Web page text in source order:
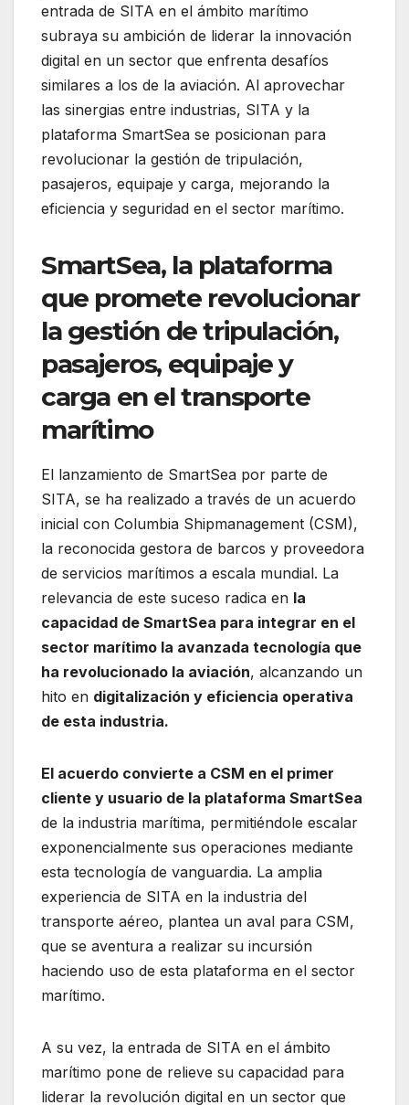
entrada de SITA en el ámbito marítimo
subraya su ambición de liderar la innovación
digital en un sector que enfrenta desafíos
similares a los de la aviación. Al aprovechar
las sinergias entre industrias, SITA y la
plataforma SmartSea se posicionan para
revolucionar la gestión de tripulación,
pasajeros, equipaje y carga, mejorando la
eficiencia y seguridad en el sector marítimo.
SmartSea, la plataforma
que promete revolucionar
la gestión de tripulación,
pasajeros, equipaje y
carga en el transporte
marítimo
El lanzamiento de SmartSea por parte de
SITA, se ha realizado a través de un acuerdo
inicial con Columbia Shipmanagement (CSM),
la reconocida gestora de barcos y proveedora
de servicios marítimos a escala mundial. La
relevancia de este suceso radica en la
capacidad de SmartSea para integrar en el
sector marítimo la avanzada tecnología que
ha revolucionado la aviación, alcanzando un
hito en digitalización y eficiencia operativa
de esta industria.
El acuerdo convierte a CSM en el primer
cliente y usuario de la plataforma SmartSea
de la industria marítima, permitiéndole escalar
exponencialmente sus operaciones mediante
esta tecnología de vanguardia. La amplia
experiencia de SITA en la industria del
transporte aéreo, plantea un aval para CSM,
que se aventura a realizar su incursión
haciendo uso de esta plataforma en el sector
marítimo.
A su vez, la entrada de SITA en el ámbito
marítimo pone de relieve su capacidad para
liderar la revolución digital en un sector que